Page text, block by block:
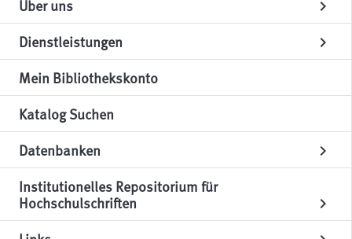
Über uns chevron_right
Dienstleistungen chevron_right
Mein Bibliothekskonto
Katalog Suchen
Datenbanken
chevron_right
Institutionelles Repositorium für
Hochschulschriften chevron_right